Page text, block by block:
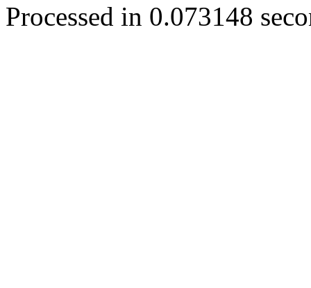
Processed in 0.073148